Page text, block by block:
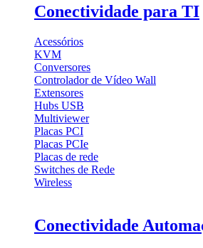
Conectividade para TI
Acessórios
KVM
Conversores
Controlador de Vídeo Wall
Extensores
Hubs USB
Multiviewer
Placas PCI
Placas PCIe
Placas de rede
Switches de Rede
Wireless
Conectividade